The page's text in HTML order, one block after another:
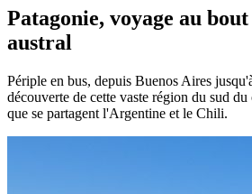
Patagonie, voyage au
austral
Périple en bus, depuis Buenos Aires
découverte de cette vaste région du sud
que se partagent l'Argentine et le Chili.